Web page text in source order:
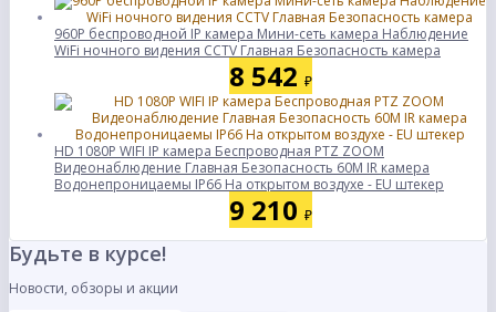
960P беспроводной IP камера Мини-сеть камера Наблюдение
WiFi ночного видения CCTV Главная Безопасность камера
8 542 ₽
HD 1080P WIFI IP камера Беспроводная PTZ ZOOM
Видеонаблюдение Главная Безопасность 60M IR камера
Водонепроницаемы IP66 На открытом воздухе - EU штекер
9 210 ₽
Будьте в курсе!
Новости, обзоры и акции